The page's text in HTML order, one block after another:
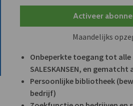
Activeer
Maandelijks
Onbeperkte toegang tot
SALESKANSEN, en
Persoonlijke bibliotheek
bedrijf)